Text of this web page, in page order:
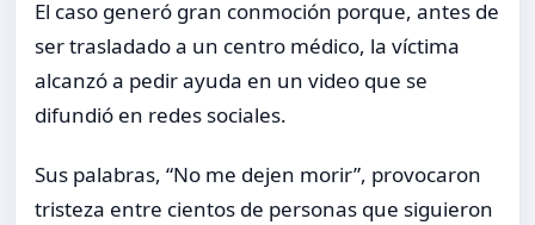
El caso generó gran conmoción porque, antes de
ser trasladado a un centro médico, la víctima
alcanzó a pedir ayuda en un video que se
difundió en redes sociales.
Sus palabras, “No me dejen morir”, provocaron
tristeza entre cientos de personas que siguieron